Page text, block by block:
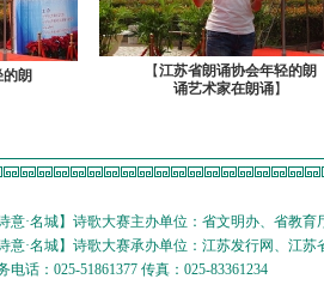
朗
【江苏省朗诵协会年轻的朗
诵艺术家在朗诵】
诗意·名城】诗歌大赛主办单位：省文明办、省教
诗意·名城】诗歌大赛承办单位：江苏发行网、江
电话：025-51861377 传真：025-83361234